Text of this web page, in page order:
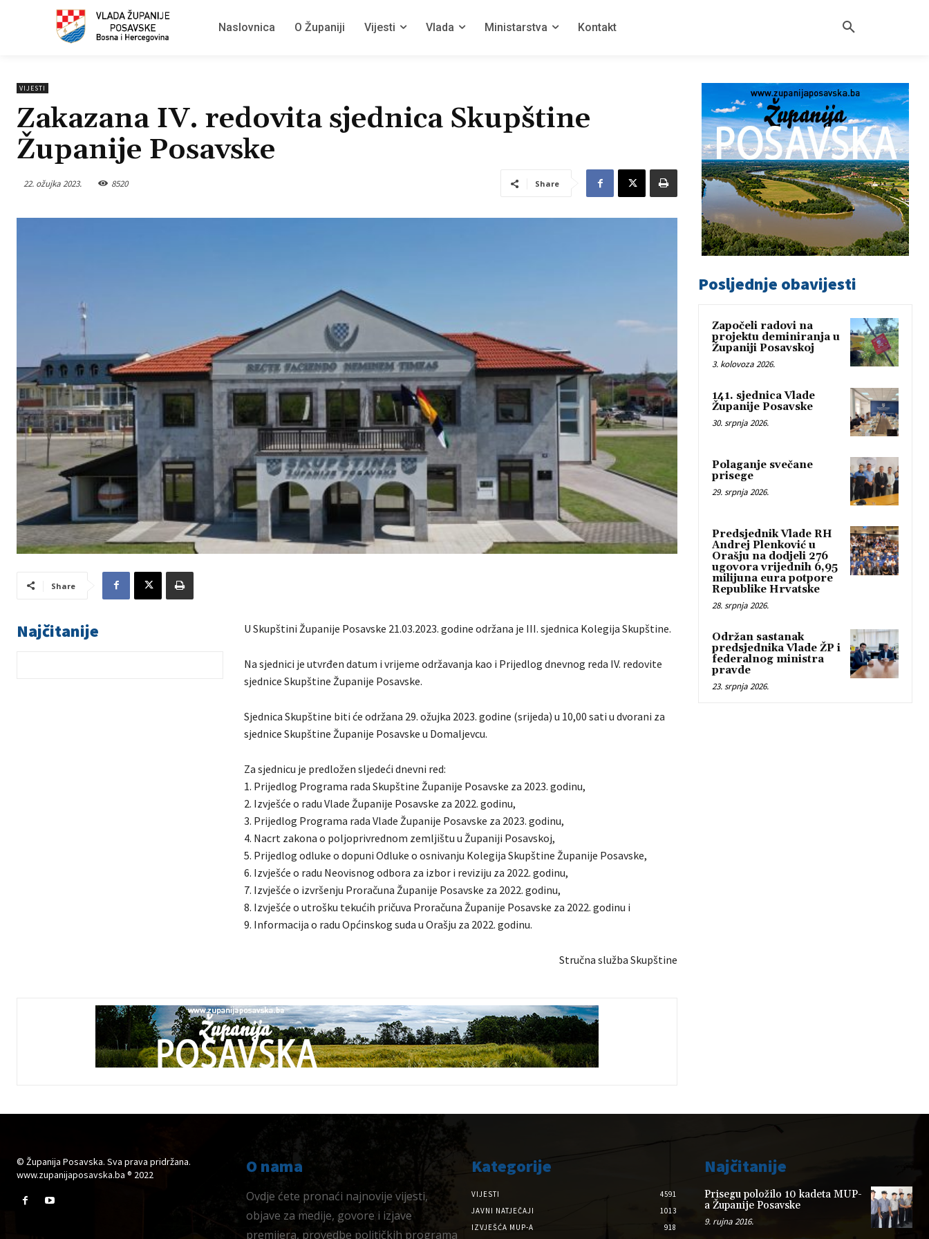
Naslovnica O Županiji Vijesti Vlada Ministarstva Kontakt
VIJESTI
Zakazana IV. redovita sjednica Skupštine
Županije Posavske
22. ožujka 2023. 8520 Share
Share
Najčitanije U Skupštini Županije Posavske 21.03.2023. godine održana je III. sjednica Kolegija Skupštine.
Na sjednici je utvrđen datum i vrijeme održavanja kao i Prijedlog dnevnog reda IV. redovite
sjednice Skupštine Županije Posavske.
Sjednica Skupštine biti će održana 29. ožujka 2023. godine (srijeda) u 10,00 sati u dvorani za
sjednice Skupštine Županije Posavske u Domaljevcu.
Za sjednicu je predložen sljedeći dnevni red:
1. Prijedlog Programa rada Skupštine Županije Posavske za 2023. godinu,
2. Izvješće o radu Vlade Županije Posavske za 2022. godinu,
3. Prijedlog Programa rada Vlade Županije Posavske za 2023. godinu,
4. Nacrt zakona o poljoprivrednom zemljištu u Županiji Posavskoj,
5. Prijedlog odluke o dopuni Odluke o osnivanju Kolegija Skupštine Županije Posavske,
6. Izvješće o radu Neovisnog odbora za izbor i reviziju za 2022. godinu,
7. Izvješće o izvršenju Proračuna Županije Posavske za 2022. godinu,
8. Izvješće o utrošku tekućih pričuva Proračuna Županije Posavske za 2022. godinu i
9. Informacija o radu Općinskog suda u Orašju za 2022. godinu.
Stručna služba Skupštine
Posljednje obavijesti
Započeli radovi na
projektu deminiranja u
Županiji Posavskoj
3. kolovoza 2026.
141. sjednica Vlade
Županije Posavske
30. srpnja 2026.
Polaganje svečane
prisege
29. srpnja 2026.
Predsjednik Vlade RH
Andrej Plenković u
Orašju na dodjeli 276
ugovora vrijednih 6,95
milijuna eura potpore
Republike Hrvatske
28. srpnja 2026.
Održan sastanak
predsjednika Vlade ŽP i
federalnog ministra
pravde
23. srpnja 2026.
© Županija Posavska. Sva prava pridržana.
www.zupanijaposavska.ba ® 2022
O nama
Ovdje ćete pronaći najnovije vijesti,
objave za medije, govore i izjave
premijera, provedbe političkih programa
Kategorije
VIJESTI
4591
JAVNI NATJEČAJI
1013
IZVJEŠĆA MUP-A
918
Najčitanije
Prisegu položilo 10 kadeta MUP-
a Županije Posavske
9. rujna 2016.